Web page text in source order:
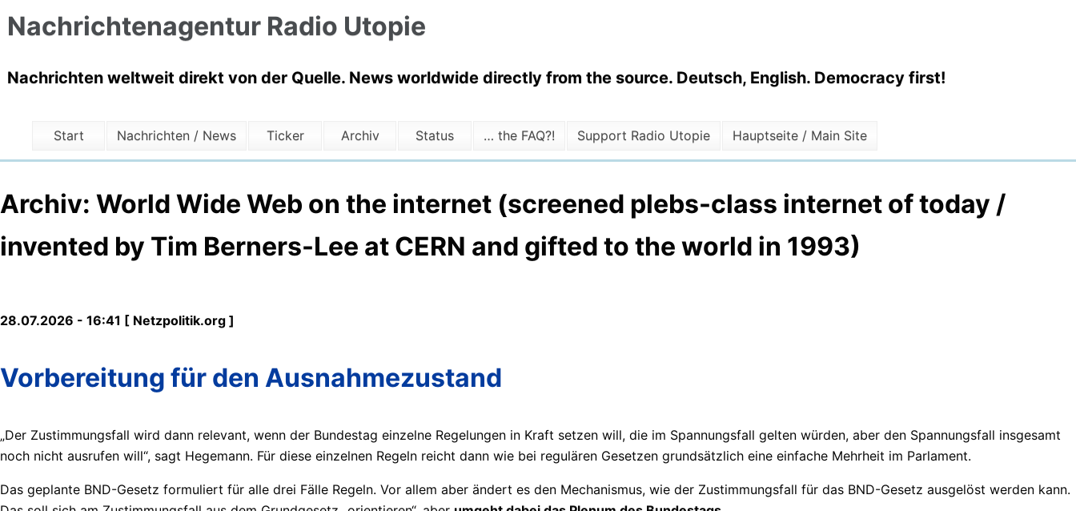
Nachrichtenagentur Radio Utopie
Nachrichten weltweit direkt von der Quelle. News worldwide directly from the source. Deutsch, English. Democracy first!
Start Nachrichten / News Ticker Archiv Status … the FAQ?! Support Radio Utopie Hauptseite / Main Site
Archiv: World Wide Web on the internet (screened plebs-class internet of today /
invented by Tim Berners-Lee at CERN and gifted to the world in 1993)
28.07.2026 - 16:41 [ Netzpolitik.org ]
Vorbereitung für den Ausnahmezustand
„Der Zustimmungsfall wird dann relevant, wenn der Bundestag einzelne Regelungen in Kraft setzen will, die im Spannungsfall gelten würden, aber den Spannungsfall insgesamt
noch nicht ausrufen will“, sagt Hegemann. Für diese einzelnen Regeln reicht dann wie bei regulären Gesetzen grundsätzlich eine einfache Mehrheit im Parlament.
Das geplante BND-Gesetz formuliert für alle drei Fälle Regeln. Vor allem aber ändert es den Mechanismus, wie der Zustimmungsfall für das BND-Gesetz ausgelöst werden kann.